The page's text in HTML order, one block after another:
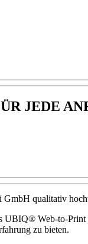
JEDE
GmbH qualitativ
UBIQ®️ Web-to-
zu bieten.